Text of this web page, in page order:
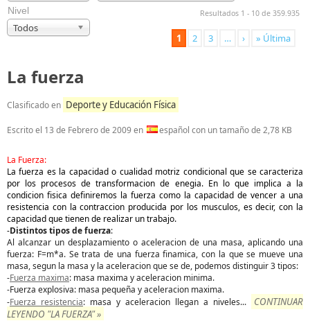
Nivel
Todos
Resultados 1 - 10 de 359.935
1 2 3 … › » Última
La fuerza
Clasificado en Deporte y Educación Física
Escrito el 13 de Febrero de 2009en español con un tamaño de 2,78 KB
La Fuerza:
La fuerza es la capacidad o cualidad motriz condicional que se caracteriza
por los procesos de transformacion de enegia. En lo que implica a la
condicion fisica definiremos la fuerza como la capacidad de vencer a una
resistencia con la contraccion producida por los musculos, es decir, con la
capacidad que tienen de realizar un trabajo.
-Distintos tipos de fuerza:
Al alcanzar un desplazamiento o aceleracion de una masa, aplicando una
fuerza: F=m*a. Se trata de una fuerza finamica, con la que se mueve una
masa, segun la masa y la aceleracion que se de, podemos distinguir 3 tipos:
-Fuerza maxima: masa maxima y aceleracion minima.
-Fuerza explosiva: masa pequeña y aceleracion maxima.
-Fuerza resistencia: masa y aceleracion llegan a niveles...
CONTINUAR
LEYENDO "LA FUERZA" »